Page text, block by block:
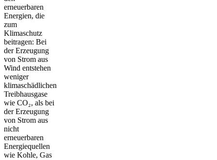
erneuerbaren
Energien, die
zum
Klimaschutz
beitragen: Bei
der Erzeugung
von Strom aus
Wind entstehen
weniger
klimaschädlichen
Treibhausgase
wie CO₂, als bei
der Erzeugung
von Strom aus
nicht
erneuerbaren
Energiequellen
wie Kohle, Gas